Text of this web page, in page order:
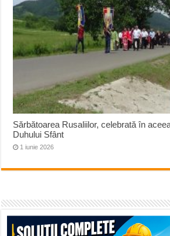
Sărbătoarea Rusaliilor, celebrată în
Duhului Sfânt
1 iunie 2026